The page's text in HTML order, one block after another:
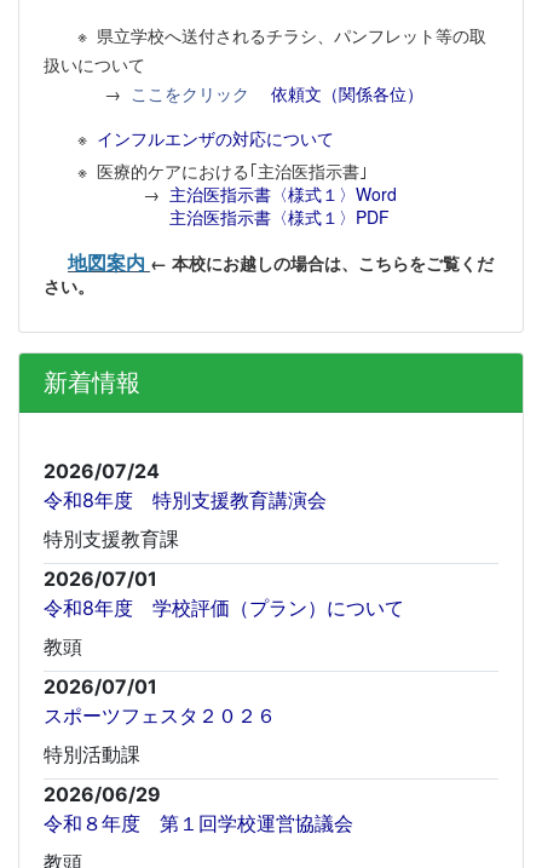
※ 県立学校へ送付されるチラシ、パンフレット等の取
扱いについて
→ ここをクリック
依頼文（関係各位）
※ インフルエンザの対応について
※ 医療的ケアにおける｢主治医指示書｣
→ 主治医指示書〈様式１〉Word
主治医指示書〈様式１〉PDF
地図案内 ← 本校にお越しの場合は、こちらをご覧くだ
さい。
新着情報
2026/07/24
令和8年度 特別支援教育講演会
特別支援教育課
2026/07/01
令和8年度 学校評価（プラン）について
教頭
2026/07/01
スポーツフェスタ２０２６
特別活動課
2026/06/29
令和８年度 第１回学校運営協議会
教頭